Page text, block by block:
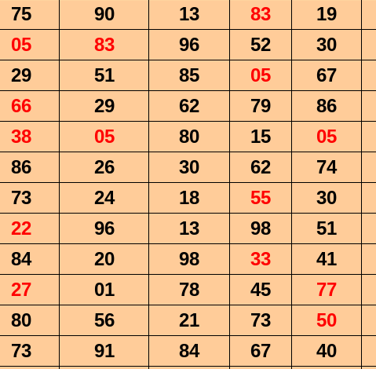
75 90 13 83 19
05 83 96 52 30
29 51 85 05 67
66 29 62 79 86
38 05 80 15 05
86 26 30 62 74
73 24 18 55 30
22 96 13 98 51
84 20 98 33 41
27 01 78 45 77
80 56 21 73 50
73 91 84 67 40